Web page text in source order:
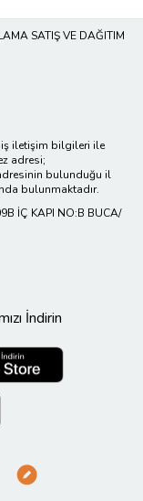
SATIŞ VE DAĞITIM
iletişim bilgileri ile
adresi;
bulunduğu il
bulunmaktadır.
İÇ KAPI NO:B BUCA/
İndirin